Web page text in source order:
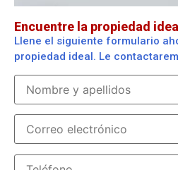
Encuentre la propiedad
Llene el siguiente formulario
propiedad ideal. Le